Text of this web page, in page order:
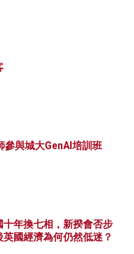
參與城大GenAI培訓班
十年換七相，新揆會否步
國經濟為何仍然低迷？